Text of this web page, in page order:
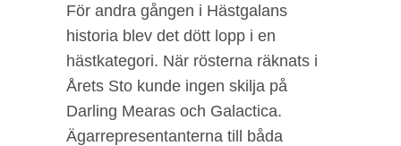
För andra gången i Hästgalans
historia blev det dött lopp i en
hästkategori. När rösterna räknats i
Årets Sto kunde ingen skilja på
Darling Mearas och Galactica.
Ägarrepresentanterna till båda